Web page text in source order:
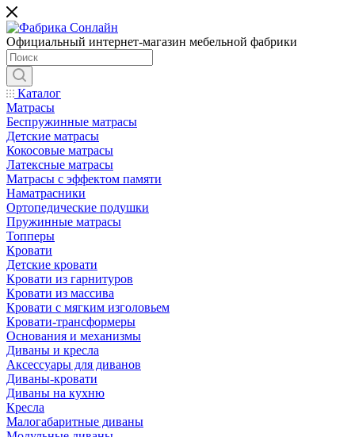
Официальный интернет-магазин мебельной фабрики
Каталог
Матрасы
Беспружинные матрасы
Детские матрасы
Кокосовые матрасы
Латексные матрасы
Матрасы с эффектом памяти
Наматрасники
Ортопедические подушки
Пружинные матрасы
Топперы
Кровати
Детские кровати
Кровати из гарнитуров
Кровати из массива
Кровати с мягким изголовьем
Кровати-трансформеры
Основания и механизмы
Диваны и кресла
Аксессуары для диванов
Диваны-кровати
Диваны на кухню
Кресла
Малогабаритные диваны